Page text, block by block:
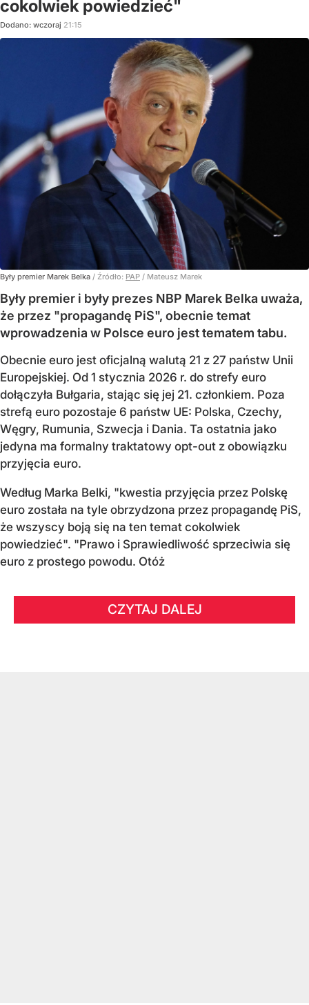
cokolwiek powiedzieć"
Dodano: wczoraj 21:15
Były premier Marek Belka / Źródło: PAP / Mateusz Marek
Były premier i były prezes NBP Marek Belka uważa,
że przez "propagandę PiS", obecnie temat
wprowadzenia w Polsce euro jest tematem tabu.
Obecnie euro jest oficjalną walutą 21 z 27 państw Unii
Europejskiej. Od 1 stycznia 2026 r. do strefy euro
dołączyła Bułgaria, stając się jej 21. członkiem. Poza
strefą euro pozostaje 6 państw UE: Polska, Czechy,
Węgry, Rumunia, Szwecja i Dania. Ta ostatnia jako
jedyna ma formalny traktatowy opt-out z obowiązku
przyjęcia euro.
Według Marka Belki, "kwestia przyjęcia przez Polskę
euro została na tyle obrzydzona przez propagandę PiS,
że wszyscy boją się na ten temat cokolwiek
powiedzieć". "Prawo i Sprawiedliwość sprzeciwia się
euro z prostego powodu. Otóż
CZYTAJ DALEJ